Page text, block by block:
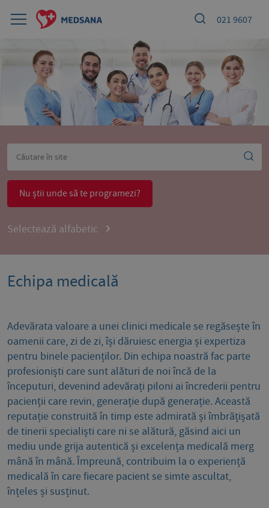
021 9607
Nu știi unde să te programezi?
Selectează alfabetic
Echipa medicală
Adevărata valoare a unei clinici medicale se regăsește în
oamenii care, zi de zi, își dăruiesc energia și expertiza
pentru binele pacienților. Din echipa noastră fac parte
profesioniști care sunt alături de noi încă de la
începuturi, devenind adevărați piloni ai încrederii pentru
pacienții care revin, generație după generație. Această
reputație construită în timp este admirată și îmbrățișată
de tinerii specialiști care ni se alătură, găsind aici un
mediu unde grija autentică și excelența medicală merg
mână în mână. Împreună, contribuim la o experiență
medicală în care fiecare pacient se simte ascultat,
înțeles și susținut.